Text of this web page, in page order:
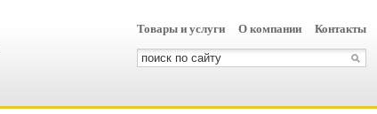
Товары и услуги О компании Контакты